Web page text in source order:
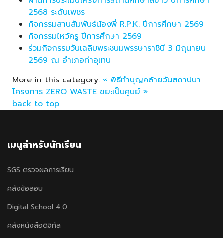
2568 ระดับเพชร
กิจกรรมสานสัมพันธ์น้องพี่ R.P.K. ปีการศึกษา 2569
กิจกรรมไหว้ครู ปีการศึกษา 2569
ร่วมกิจกรรมวันเฉลิมพระชนมพรรษาราชินี 3 มิถุนายน
2569 ณ อำเภอท่าอุเทน
More in this category: « พิธีทำบุญคล้ายวันสถาปนา
โครงการ ZERO WASTE ขยะเป็นศูนย์ »
back to top
เมนูสำหรับนักเรียน
SGS ตรวจผลการเรียน
คลังข้อสอบ
Digital School 4.0
คลังหนังสือดิจิทัล